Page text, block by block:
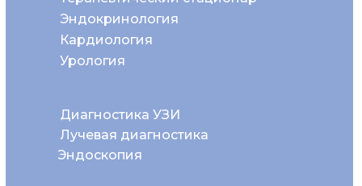
Диагностика УЗИ
Эндоскопия
Эндокринология
Кардиология
Урология
Лучевая диагностика